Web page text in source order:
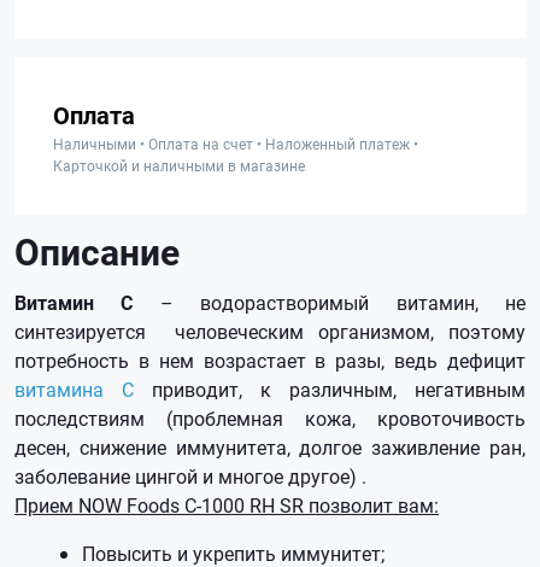
Оплата
Наличными • Оплата на счет • Наложенный платеж •
Карточкой и наличными в магазине
Описание
Витамин С – водорастворимый витамин, не
синтезируется человеческим организмом, поэтому
потребность в нем возрастает в разы, ведь дефицит
витамина С приводит, к различным, негативным
последствиям (проблемная кожа, кровоточивость
десен, снижение иммунитета, долгое заживление ран,
заболевание цингой и многое другое) .
Прием NOW Foods C-1000 RH SR позволит вам:
Повысить и укрепить иммунитет;